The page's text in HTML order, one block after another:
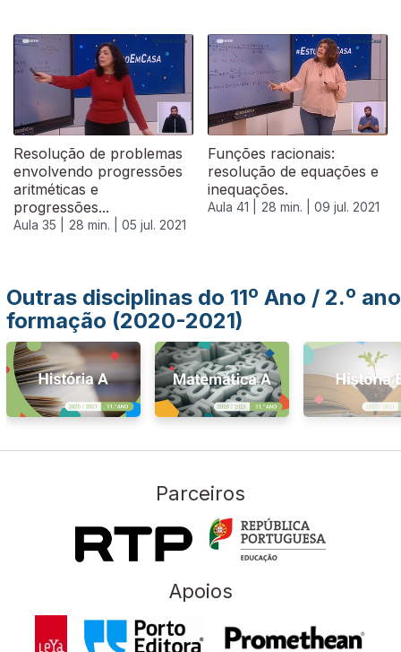
Resolução de problemas
envolvendo progressões
aritméticas e
progressões...
Aula 35 | 28 min. | 05 jul. 2021
Funções racionais:
resolução de equações e
inequações.
Aula 41 | 28 min. | 09 jul. 2021
556456
Outras disciplinas do 11º Ano / 2.º ano
formação (2020-2021)
Parceiros
Apoios